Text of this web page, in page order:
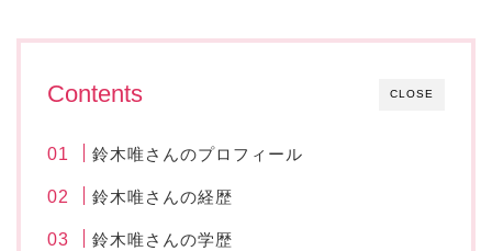
CLOSE
Contents
鈴木唯さんのプロフィール
鈴木唯さんの経歴
鈴木唯さんの学歴